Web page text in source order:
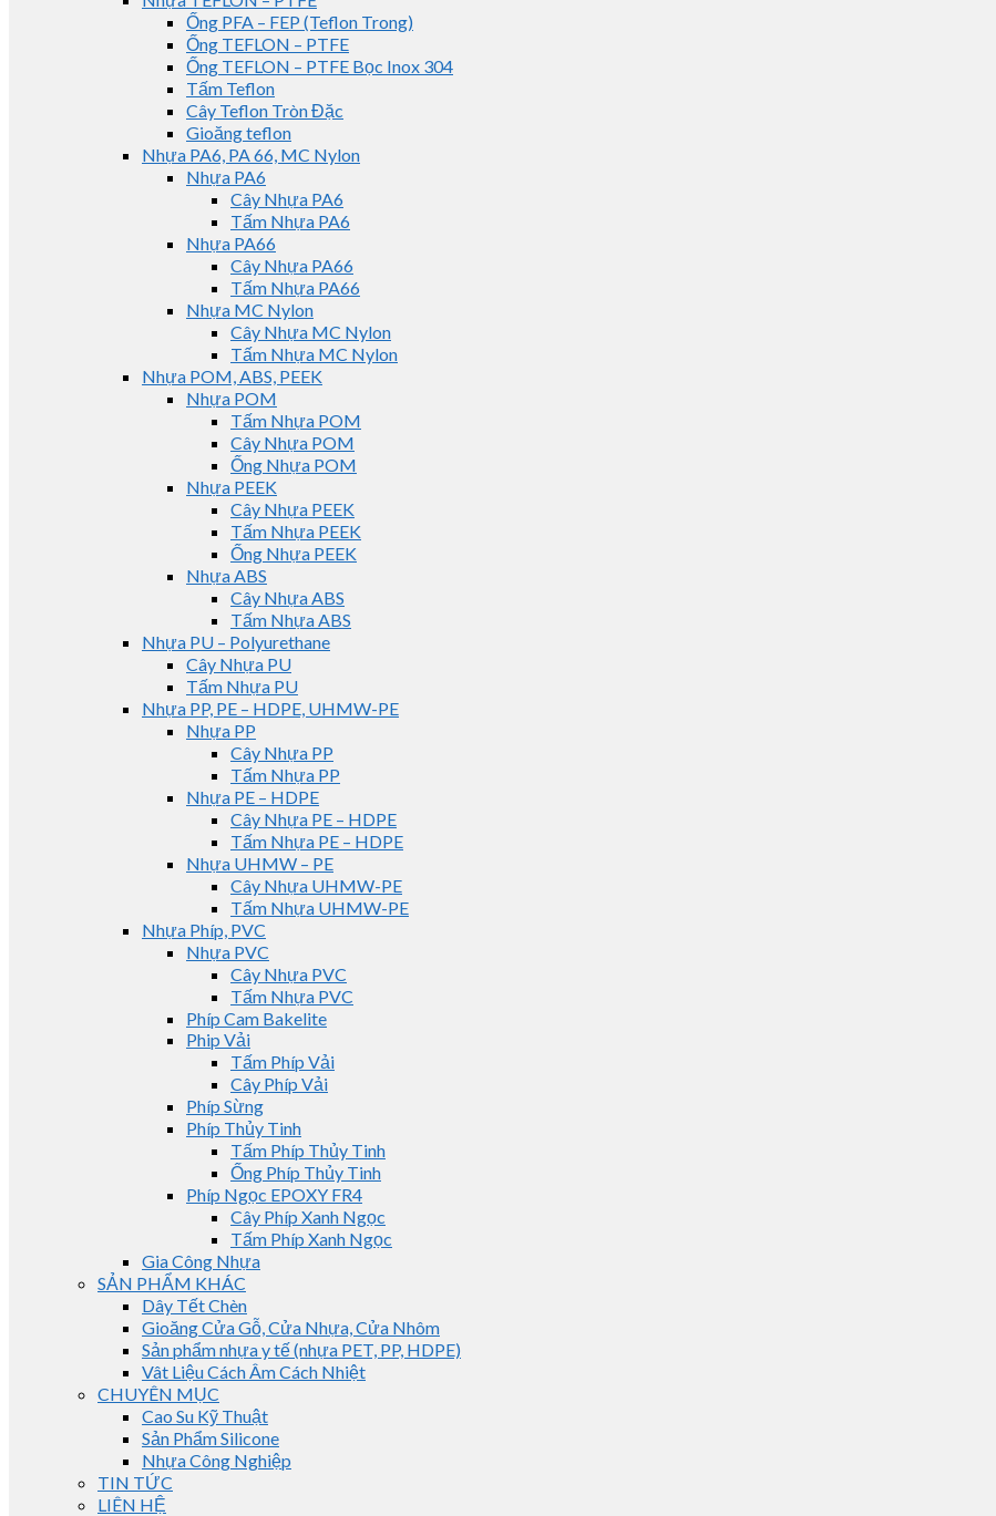
Ống PFA – FEP (Teflon Trong)
Ống TEFLON – PTFE
Ống TEFLON – PTFE Bọc Inox 304
Tấm Teflon
Cây Teflon Tròn Đặc
Gioăng teflon
Nhựa PA6, PA 66, MC Nylon
Nhựa PA6
Cây Nhựa PA6
Tấm Nhựa PA6
Nhựa PA66
Cây Nhựa PA66
Tấm Nhựa PA66
Nhựa MC Nylon
Cây Nhựa MC Nylon
Tấm Nhựa MC Nylon
Nhựa POM, ABS, PEEK
Nhựa POM
Tấm Nhựa POM
Cây Nhựa POM
Ống Nhựa POM
Nhựa PEEK
Cây Nhựa PEEK
Tấm Nhựa PEEK
Ống Nhựa PEEK
Nhựa ABS
Cây Nhựa ABS
Tấm Nhựa ABS
Nhựa PU – Polyurethane
Cây Nhựa PU
Tấm Nhựa PU
Nhựa PP, PE – HDPE, UHMW-PE
Nhựa PP
Cây Nhựa PP
Tấm Nhựa PP
Nhựa PE – HDPE
Cây Nhựa PE – HDPE
Tấm Nhựa PE – HDPE
Nhựa UHMW – PE
Cây Nhựa UHMW-PE
Tấm Nhựa UHMW-PE
Nhựa Phíp, PVC
Nhựa PVC
Cây Nhựa PVC
Tấm Nhựa PVC
Phíp Cam Bakelite
Phip Vải
Tấm Phíp Vải
Cây Phíp Vải
Phíp Sừng
Phíp Thủy Tinh
Tấm Phíp Thủy Tinh
Ống Phíp Thủy Tinh
Phíp Ngọc EPOXY FR4
Cây Phíp Xanh Ngọc
Tấm Phíp Xanh Ngọc
Gia Công Nhựa
SẢN PHẨM KHÁC
Dây Tết Chèn
Gioăng Cửa Gỗ, Cửa Nhựa, Cửa Nhôm
Sản phẩm nhựa y tế (nhựa PET, PP, HDPE)
Vât Liệu Cách Âm Cách Nhiệt
CHUYÊN MỤC
Cao Su Kỹ Thuật
Sản Phẩm Silicone
Nhựa Công Nghiệp
TIN TỨC
LIÊN HỆ